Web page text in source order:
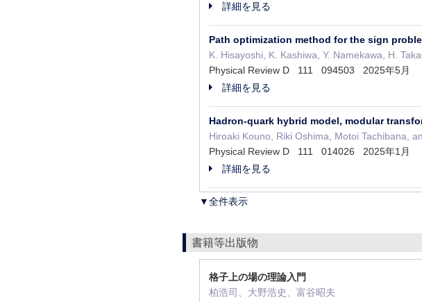
詳細を見る
Path optimization method for the sign
K. Hisayoshi, K. Kashiwa, Y. Namekawa, H.
Physical Review D 111 094503 2025年5月
詳細を見る
Hadron-quark hybrid model, modular
Hiroaki Kouno, Riki Oshima, Motoi Tachibana,
Physical Review D 111 014026 2025年1月
詳細を見る
▼全件表示
書籍等出版物
格子上の場の理論入門
柏浩司、大野浩史、富谷昭夫